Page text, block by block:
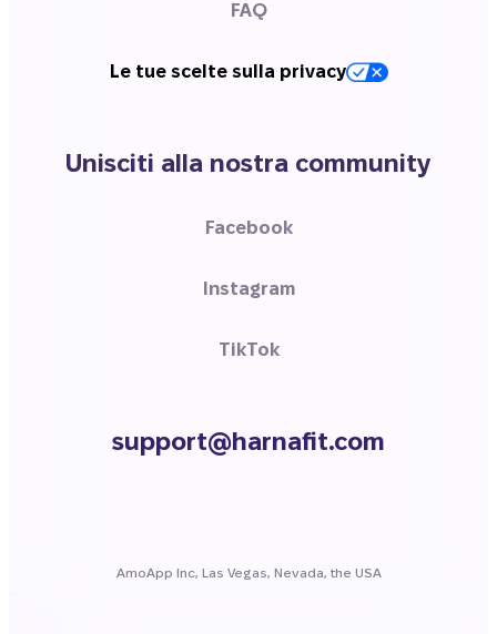
FAQ
Le tue scelte sulla privacy
Unisciti alla nostra community
Facebook
Instagram
TikTok
support@harnafit.com
AmoApp Inc, Las Vegas, Nevada, the USA